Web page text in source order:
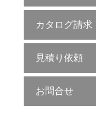
カタログ請求
見積り依頼
お問合せ